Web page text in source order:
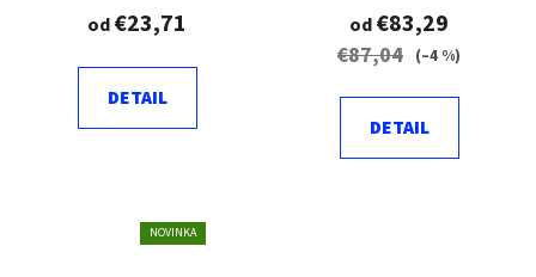
od€23,71
DETAIL
od€83,29
€87,04 (–4 %)
DETAIL
NOVINKA